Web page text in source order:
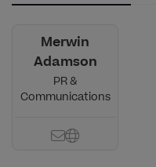
Merwin
Adamson
PR &
Communications